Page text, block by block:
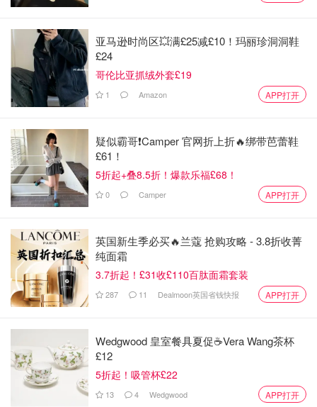
亚马逊时尚区💥满£25减£10！玛丽珍洞洞鞋
£24
哥伦比亚抓绒外套£19
1 Amazon APP打开
疑似霸哥❗️Camper 官网折上折🔥绑带芭蕾鞋
£61！
5折起+叠8.5折！爆款乐福£68！
0 Camper APP打开
英国新生季必买🔥兰蔻 抢购攻略 - 3.8折收菁
纯面霜
3.7折起！£31收£110百肽面霜套装
287 11 Dealmoon英国省钱快报 APP打开
Wedgwood 皇室餐具夏促☕️Vera Wang茶杯
£12
5折起！吸管杯£22
13 4 Wedgwood APP打开